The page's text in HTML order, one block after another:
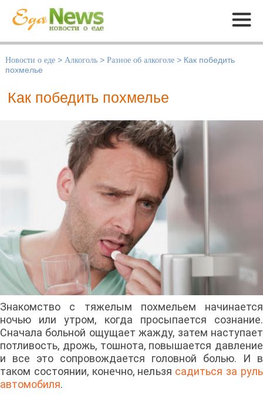
Меню
Новости о еде > Алкоголь > Разное об алкоголе > Как победить
похмелье
Как победить похмелье
Знакомство с тяжелым похмельем начинается
ночью или утром, когда просыпается сознание.
Сначала больной ощущает жажду, затем наступает
потливость, дрожь, тошнота, повышается давление
и все это сопровождается головной болью. И в
таком состоянии, конечно, нельзя садиться за руль
автомобиля.